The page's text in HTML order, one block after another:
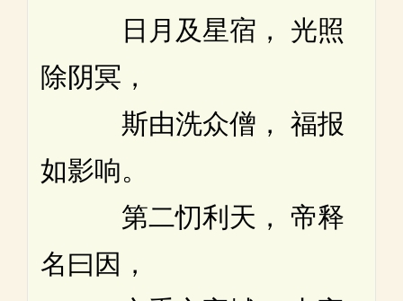
日月及星宿， 光照
除阴冥，
斯由洗众僧， 福报
如影响。
第二忉利天， 帝释
名曰因，